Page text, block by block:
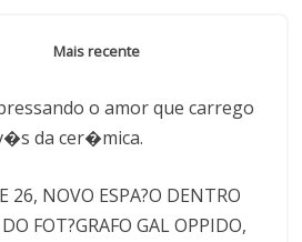
Mais recente
o amor que carrego
da cer�mica.
26, NOVO ESPA?O DENTRO
FOT?GRAFO GAL OPPIDO,